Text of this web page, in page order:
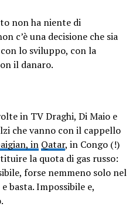
non ha niente di
c’è una decisione che sia
lo sviluppo, con la
il danaro.
in TV Draghi, Di Maio e
che vanno con il cappello
in Qatar, in Congo (!)
la quota di gas russo:
forse nemmeno solo nel
basta. Impossibile e,